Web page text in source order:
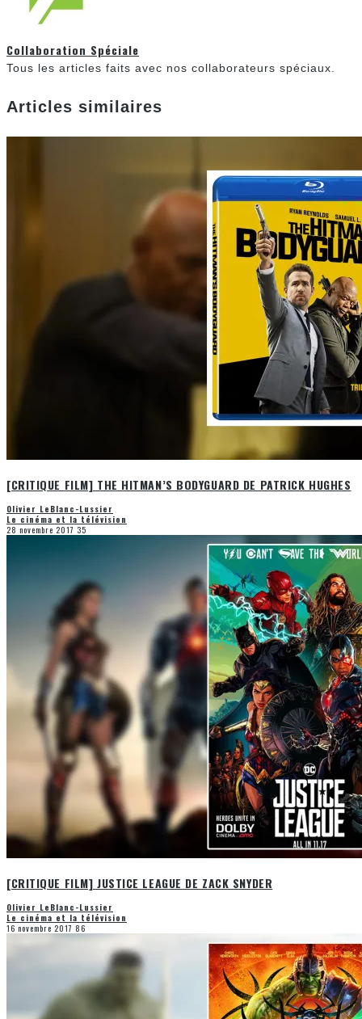
Collaboration Spéciale
Tous les articles faits avec nos collaborateurs spéciaux.
Articles similaires
[CRITIQUE FILM] THE HITMAN’S BODYGUARD DE PATRICK HUGHES
Olivier LeBlanc-Lussier
Le cinéma et la télévision
28 novembre 2017 35
[CRITIQUE FILM] JUSTICE LEAGUE DE ZACK SNYDER
Olivier LeBlanc-Lussier
Le cinéma et la télévision
16 novembre 2017 86